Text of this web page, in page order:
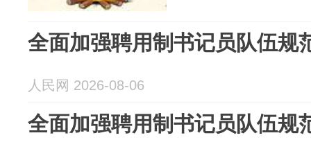
全面加强聘用制书记员队伍规
人民网 2026-08-06
全面加强聘用制书记员队伍规